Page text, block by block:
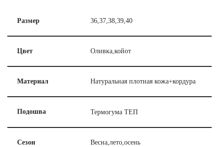
Размер 36,37,38,39,40
Цвет Оливка,койот
Материал Натуральная плотная кожа+кордура
Подошва Термогума ТЕП
Сезон Весна,лето,осень